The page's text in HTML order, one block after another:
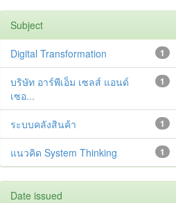
Subject
1
Digital Transformation
1
บริษัท อาร์พีเอ็ม เซลส์ แอนด์
เซอ...
1
ระบบคลังสินค้า
1
แนวคิด System Thinking
Date issued